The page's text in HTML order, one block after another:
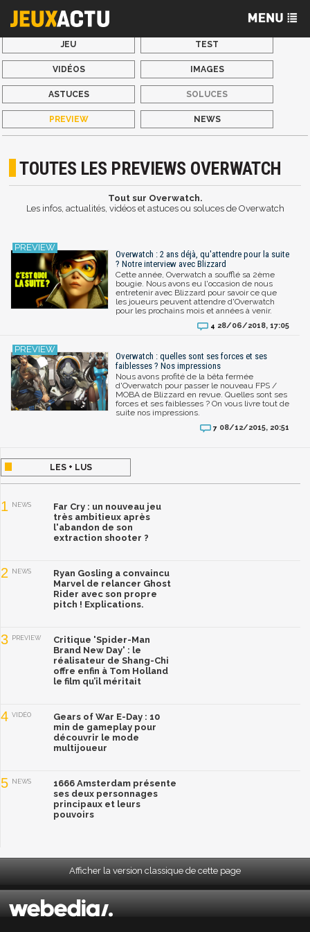
JEU TEST
VIDÉOS IMAGES
ASTUCES SOLUCES
PREVIEW NEWS
TOUTES LES PREVIEWS OVERWATCH
Tout sur Overwatch.
Les infos, actualités, vidéos et astuces ou soluces de Overwatch
Overwatch : 2 ans déjà, qu'attendre pour la suite
? Notre interview avec Blizzard
Cette année, Overwatch a soufflé sa 2ème
bougie. Nous avons eu l'occasion de nous
entretenir avec Blizzard pour savoir ce que
les joueurs peuvent attendre d'Overwatch
pour les prochains mois et années à venir.
4 28/06/2018, 17:05
Overwatch : quelles sont ses forces et ses
faiblesses ? Nos impressions
Nous avons profité de la bêta fermée
d'Overwatch pour passer le nouveau FPS /
MOBA de Blizzard en revue. Quelles sont ses
forces et ses faiblesses ? On vous livre tout de
suite nos impressions.
7 08/12/2015, 20:51
LES + LUS
1 NEWS
Far Cry : un nouveau jeu
très ambitieux après
l'abandon de son
extraction shooter ?
2 NEWS
Ryan Gosling a convaincu
Marvel de relancer Ghost
Rider avec son propre
pitch ! Explications.
3 PREVIEW
Critique 'Spider-Man
Brand New Day' : le
réalisateur de Shang-Chi
offre enfin à Tom Holland
le film qu’il méritait
4 VIDÉO
Gears of War E-Day : 10
min de gameplay pour
découvrir le mode
multijoueur
5 NEWS
1666 Amsterdam présente
ses deux personnages
principaux et leurs
pouvoirs
Afficher la version classique de cette page